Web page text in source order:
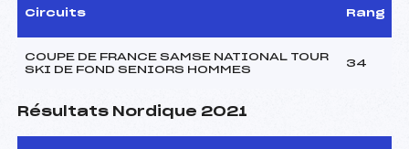
Circuits Rang
COUPE DE FRANCE SAMSE NATIONAL TOUR
SKI DE FOND SENIORS HOMMES
34
Résultats Nordique 2021